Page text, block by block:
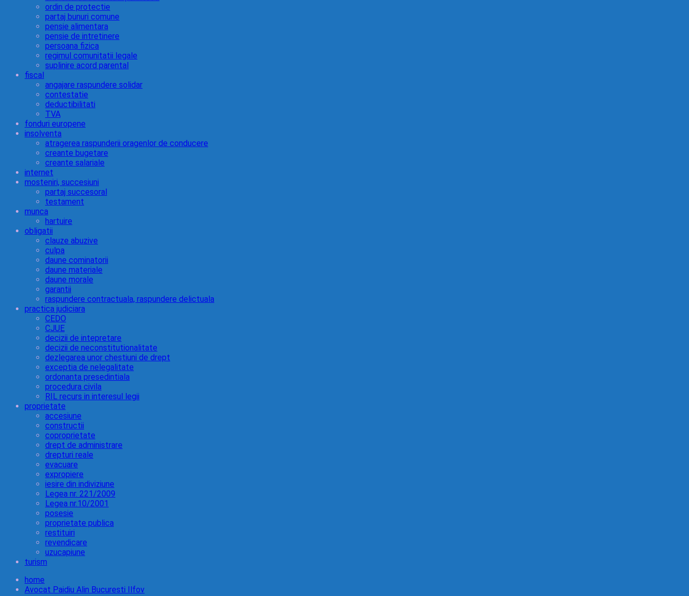
ordin de protectie
partaj bunuri comune
pensie alimentara
pensie de intretinere
persoana fizica
regimul comunitatii legale
suplinire acord parental
fiscal
angajare raspundere solidar
contestatie
deductibilitati
TVA
fonduri europene
insolventa
atragerea raspunderii oragenlor de conducere
creante bugetare
creante salariale
internet
mosteniri, succesiuni
partaj succesoral
testament
munca
hartuire
obligatii
clauze abuzive
culpa
daune cominatorii
daune materiale
daune morale
garantii
raspundere contractuala, raspundere delictuala
practica judiciara
CEDO
CJUE
decizii de intepretare
decizii de neconstitutionalitate
dezlegarea unor chestiuni de drept
exceptia de nelegalitate
ordonanta presedintiala
procedura civila
RIL recurs in interesul legii
proprietate
accesiune
constructii
coproprietate
drept de administrare
drepturi reale
evacuare
expropiere
iesire din indiviziune
Legea nr. 221/2009
Legea nr.10/2001
posesie
proprietate publica
restituiri
revendicare
uzucapiune
turism
home
Avocat Paidiu Alin Bucuresti Ilfov